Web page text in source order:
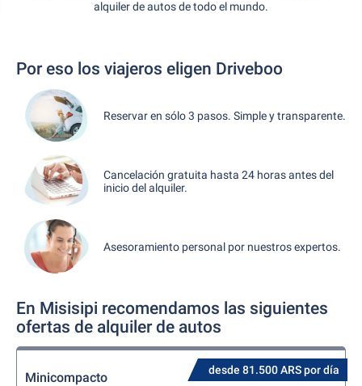
alquiler de autos de todo el mundo.
Por eso los viajeros eligen Driveboo
Reservar en sólo 3 pasos. Simple y transparente.
Cancelación gratuita hasta 24 horas antes del
inicio del alquiler.
Asesoramiento personal por nuestros expertos.
En Misisipi recomendamos las siguientes
ofertas de alquiler de autos
desde 81.500 ARS por día
Minicompacto